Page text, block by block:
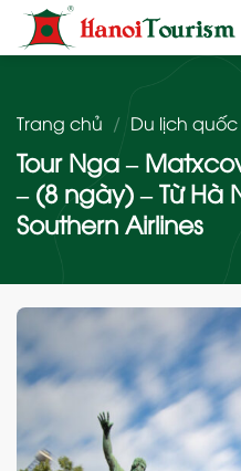
qua
nội
Trang chủ / Du lịch
Tour Nga –
– (8 ngày) – Từ Hà
Southern Airlines